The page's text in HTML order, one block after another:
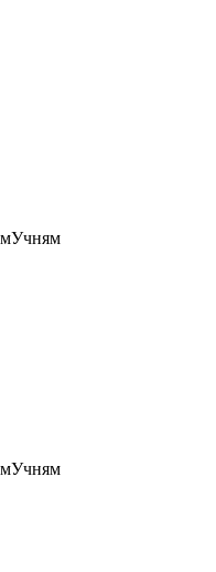
Учням
Учням